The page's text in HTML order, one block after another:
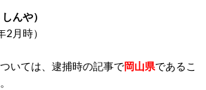
んや）
月時）
いては、逮捕時の記事で岡山県であるこ